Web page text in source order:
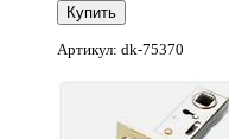
Артикул: dk-75370